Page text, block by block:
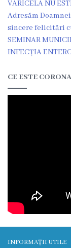
achiziții
publice
Audit
încheiate
Donații
VARICELA NU
Adresăm
sincere felicitări
SEMINAR
INFECȚIA
CE ESTE
INFORMAȚII UTILE